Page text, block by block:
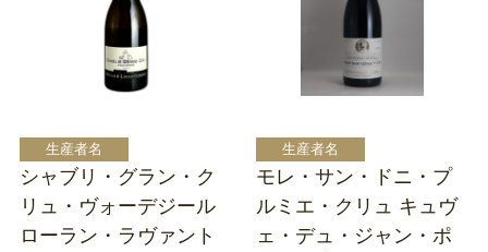
シャブリ・グラン・ク
リュ・ヴォーデジール
ローラン・ラヴァント
モレ・サン・ドニ・プ
ルミエ・クリュ キュヴ
ェ・デュ・ジャン・ポ